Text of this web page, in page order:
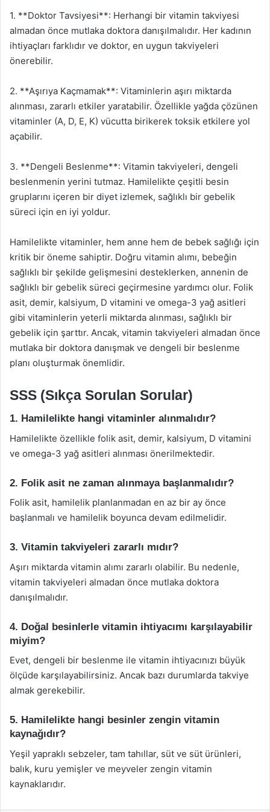
1. **Doktor Tavsiyesi**: Herhangi bir vitamin takviyesi
almadan önce mutlaka doktora danışılmalıdır. Her kadının
ihtiyaçları farklıdır ve doktor, en uygun takviyeleri
önerebilir.
2. **Aşırıya Kaçmamak**: Vitaminlerin aşırı miktarda
alınması, zararlı etkiler yaratabilir. Özellikle yağda çözünen
vitaminler (A, D, E, K) vücutta birikerek toksik etkilere yol
açabilir.
3. **Dengeli Beslenme**: Vitamin takviyeleri, dengeli
beslenmenin yerini tutmaz. Hamilelikte çeşitli besin
gruplarını içeren bir diyet izlemek, sağlıklı bir gebelik
süreci için en iyi yoldur.
Hamilelikte vitaminler, hem anne hem de bebek sağlığı için
kritik bir öneme sahiptir. Doğru vitamin alımı, bebeğin
sağlıklı bir şekilde gelişmesini desteklerken, annenin de
sağlıklı bir gebelik süreci geçirmesine yardımcı olur. Folik
asit, demir, kalsiyum, D vitamini ve omega-3 yağ asitleri
gibi vitaminlerin yeterli miktarda alınması, sağlıklı bir
gebelik için şarttır. Ancak, vitamin takviyeleri almadan önce
mutlaka bir doktora danışmak ve dengeli bir beslenme
planı oluşturmak önemlidir.
SSS (Sıkça Sorulan Sorular)
1. Hamilelikte hangi vitaminler alınmalıdır?
Hamilelikte özellikle folik asit, demir, kalsiyum, D vitamini
ve omega-3 yağ asitleri alınması önerilmektedir.
2. Folik asit ne zaman alınmaya başlanmalıdır?
Folik asit, hamilelik planlanmadan en az bir ay önce
başlanmalı ve hamilelik boyunca devam edilmelidir.
3. Vitamin takviyeleri zararlı mıdır?
Aşırı miktarda vitamin alımı zararlı olabilir. Bu nedenle,
vitamin takviyeleri almadan önce mutlaka doktora
danışılmalıdır.
4. Doğal besinlerle vitamin ihtiyacımı karşılayabilir
miyim?
Evet, dengeli bir beslenme ile vitamin ihtiyacınızı büyük
ölçüde karşılayabilirsiniz. Ancak bazı durumlarda takviye
almak gerekebilir.
5. Hamilelikte hangi besinler zengin vitamin
kaynağıdır?
Yeşil yapraklı sebzeler, tam tahıllar, süt ve süt ürünleri,
balık, kuru yemişler ve meyveler zengin vitamin
kaynaklarıdır.